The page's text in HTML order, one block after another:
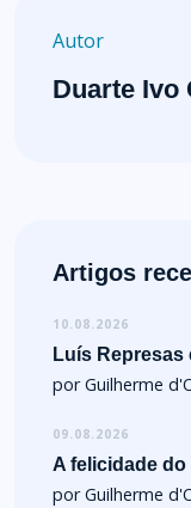
Autor
Duarte Ivo
Artigos
10.08.2026
Luís Represas
por Guilherme
09.08.2026
A felicidade
por Guilherme